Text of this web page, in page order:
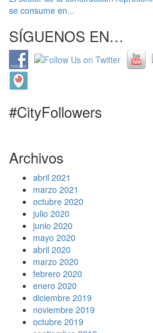
se consume en...
SÍGUENOS EN…
#CityFollowers
Archivos
abril 2021
marzo 2021
octubre 2020
julio 2020
junio 2020
mayo 2020
abril 2020
marzo 2020
febrero 2020
enero 2020
diciembre 2019
noviembre 2019
octubre 2019